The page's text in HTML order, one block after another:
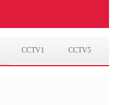
CCTV1 CCTV5